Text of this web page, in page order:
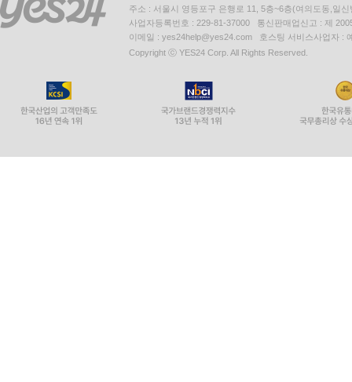
주소 : 서울시 영등포구 은행로 11, 5층~6층(여의도동,일신
사업자등록번호 : 229-81-37000 통신판매업신고 : 제
이메일 : yes24help@yes24.com 호스팅 서비스사업자 :
Copyright ⓒ YES24 Corp. All Rights Reserved.